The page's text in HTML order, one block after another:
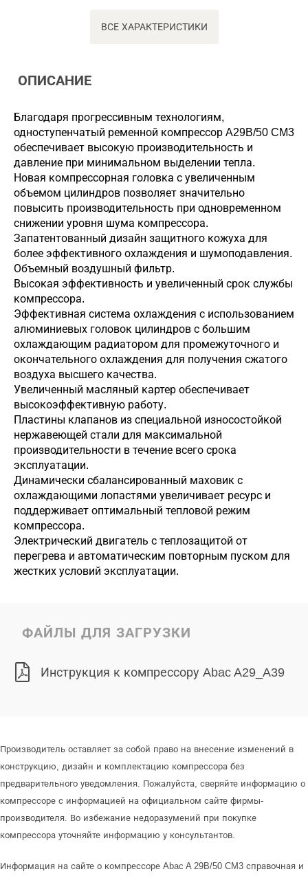
ВСЕ ХАРАКТЕРИСТИКИ
ОПИСАНИЕ
Благодаря прогрессивным технологиям,
одноступенчатый ременной компрессор A29B/50 CM3
обеспечивает высокую производительность и
давление при минимальном выделении тепла.
Новая компрессорная головка с увеличенным
объемом цилиндров позволяет значительно
повысить производительность при одновременном
снижении уровня шума компрессора.
Запатентованный дизайн защитного кожуха для
более эффективного охлаждения и шумоподавления.
Объемный воздушный фильтр.
Высокая эффективность и увеличенный срок службы
компрессора.
Эффективная система охлаждения с использованием
алюминиевых головок цилиндров с большим
охлаждающим радиатором для промежуточного и
окончательного охлаждения для получения сжатого
воздуха высшего качества.
Увеличенный масляный картер обеспечивает
высокоэффективную работу.
Пластины клапанов из специальной износостойкой
нержавеющей стали для максимальной
производительности в течение всего срока
эксплуатации.
Динамически сбалансированный маховик с
охлаждающими лопастями увеличивает ресурс и
поддерживает оптимальный тепловой режим
компрессора.
Электрический двигатель с теплозащитой от
перегрева и автоматическим повторным пуском для
жестких условий эксплуатации.
ФАЙЛЫ ДЛЯ ЗАГРУЗКИ
Инструкция к компрессору Abac A29_A39
Производитель оставляет за собой право на внесение изменений в
конструкцию, дизайн и комплектацию компрессора без
предварительного уведомления. Пожалуйста, сверяйте информацию о
компрессоре с информацией на официальном сайте фирмы-
производителя. Во избежание недоразумений при покупке
компрессора уточняйте информацию у консультантов.
Информация на сайте о компрессоре Abac A 29B/50 CM3 справочная и